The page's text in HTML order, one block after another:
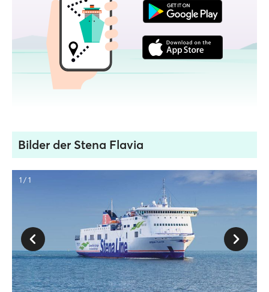
Bilder der Stena Flavia
1 / 1